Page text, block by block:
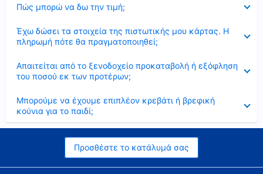
Πώς μπορώ να δω την τιμή;
Έχω δώσει τα στοιχεία της πιστωτικής μου κάρτας. Η
πληρωμή πότε θα πραγματοποιηθεί;
Απαιτείται από το ξενοδοχείο προκαταβολή ή εξόφληση
του ποσού εκ των προτέρων;
Μπορούμε να έχουμε επιπλέον κρεβάτι ή βρεφική
κούνια για το παιδί;
Προσθέστε το κατάλυμά σας